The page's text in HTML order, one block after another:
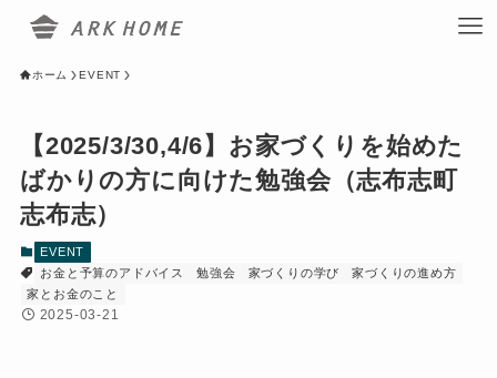
ホーム EVENT
【2025/3/30,4/6】お家づくりを始めた
ばかりの方に向けた勉強会（志布志町
志布志）
EVENT
お金と予算のアドバイス
勉強会 家づくりの学び
家づくりの進め方
家とお金のこと
2025-03-21